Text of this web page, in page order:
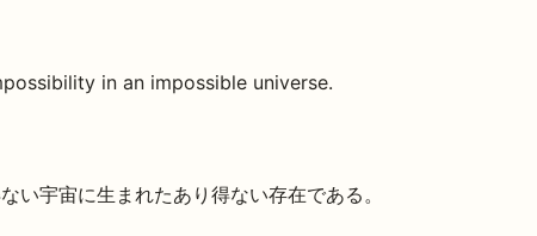
in an impossible universe.
い宇宙に生まれたあり得ない存在である。